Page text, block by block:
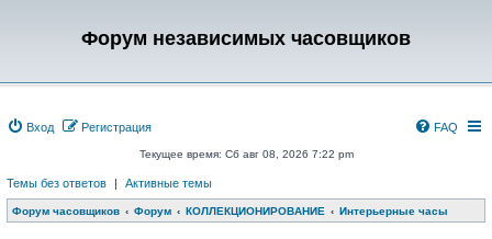
Форум независимых часовщиков
Вход Регистрация FAQ
Текущее время: Сб авг 08, 2026 7:22 pm
Темы без ответов | Активные темы
Форум часовщиков Форум КОЛЛЕКЦИОНИРОВАНИЕ Интерьерные часы